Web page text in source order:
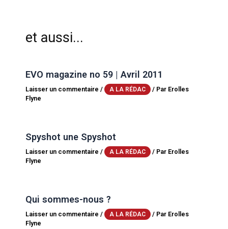
et aussi...
EVO magazine no 59 | Avril 2011
Laisser un commentaire / A LA RÉDAC / Par Erolles
Flyne
Spyshot une Spyshot
Laisser un commentaire / A LA RÉDAC / Par Erolles
Flyne
Qui sommes-nous ?
Laisser un commentaire / A LA RÉDAC / Par Erolles
Flyne